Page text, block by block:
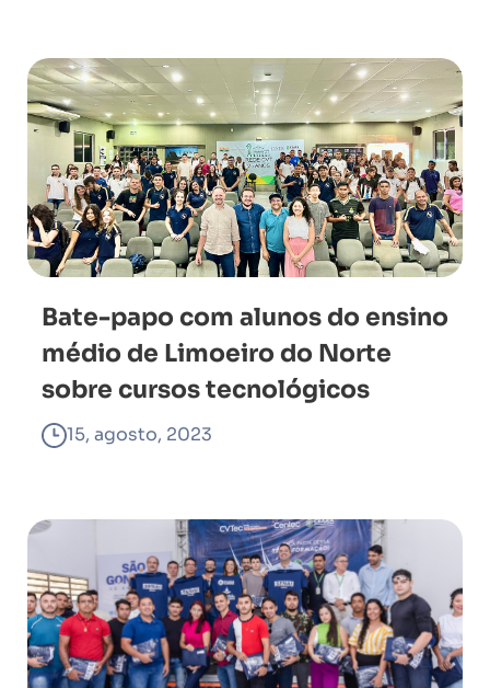
Bate-papo com alunos do ensino
médio de Limoeiro do Norte
sobre cursos tecnológicos
15, agosto, 2023